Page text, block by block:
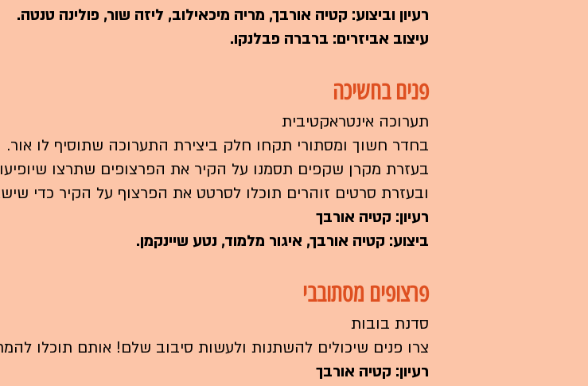
רעיון וביצוע: קטיה אורבך, מריה מיכאילוב, ליזה שור, פולינה טנטה.
עיצוב אביזרים: ברברה פבלנקו.
פנים בחשיכה
תערוכה אינטראקטיבית
בחדר חשוך ומסתורי תקחו חלק ביצירת התערוכה שתוסיף לו אור.
בעזרת מקרן שקפים תסמנו על הקיר את הפרצופים שתרצו שיופיעו
ובעזרת סרטים זוהרים תוכלו לסרטט את הפרצוף על הקיר כדי
רעיון: קטיה אורבך
ביצוע: קטיה אורבך, איגור מלמוד, נטע שיינקמן.
פרצופים מסתובבי
סדנת בובות
צרו פנים שיכולים להשתנות ולעשות סיבוב שלם! אותם תוכלו
רעיון: קטיה אורבך